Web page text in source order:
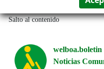
Salto al contenido
welboa.boletin
Noticias